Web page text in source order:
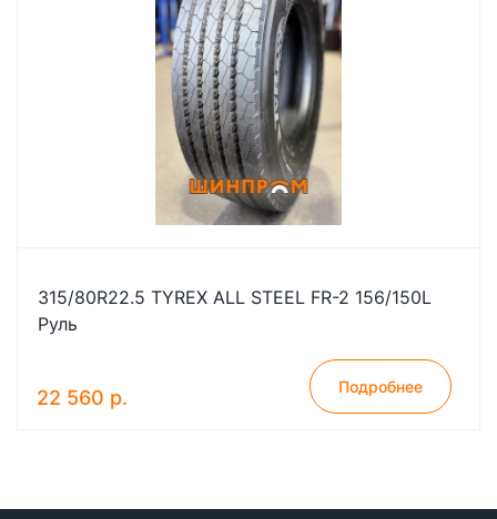
315/80R22.5 TYREX ALL STEEL FR-2 156/150L
Руль
22 560 р. Подробнее